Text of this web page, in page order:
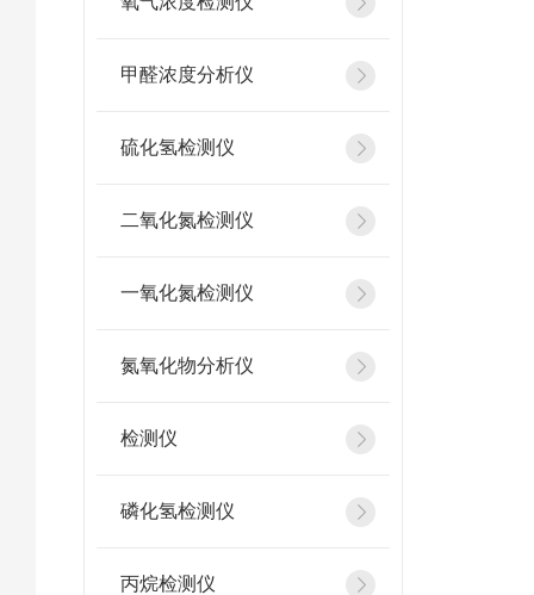
甲醛浓度分析仪
硫化氢检测仪
二氧化氮检测仪
一氧化氮检测仪
氮氧化物分析仪
检测仪
磷化氢检测仪
丙烷检测仪